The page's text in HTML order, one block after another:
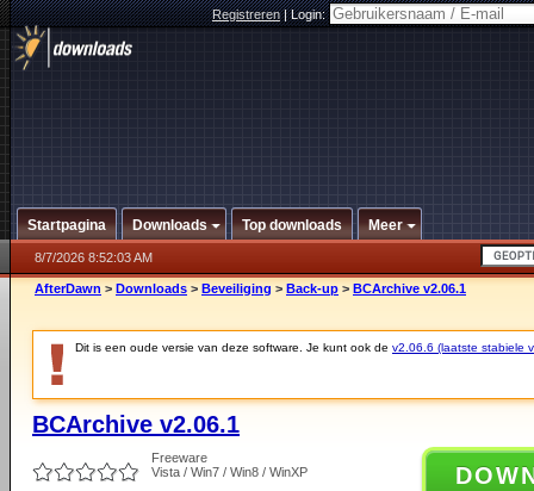
Registreren|Login:
Startpagina Downloads Top downloads Meer
8/7/2026 8:52:03 AM
AfterDawn > Downloads > Beveiliging > Back-up > BCArchive v2.06.1
Dit is een oude versie van deze software. Je kunt ook de v2.06.6 (laatste stabiele
BCArchive v2.06.1
Freeware
Vista / Win7 / Win8 / WinXP